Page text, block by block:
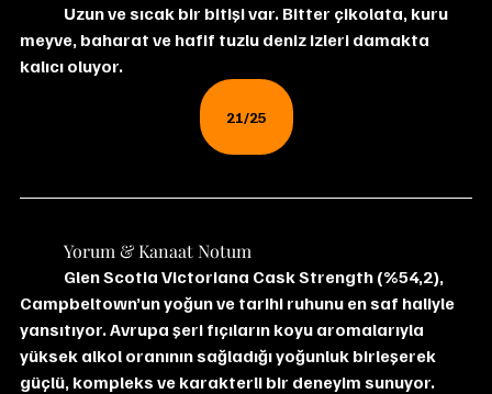
meyve, baharat ve hafif tuzlu deniz izleri damakta
kalıcı oluyor.
21/25
	Yorum & Kanaat Notum
Glen Scotia Victoriana Cask Strength (%54,2),
Campbeltown’un yoğun ve tarihi ruhunu en saf haliyle
yansıtıyor. Avrupa şeri fıçıların koyu aromalarıyla
yüksek alkol oranının sağladığı yoğunluk birleşerek
güçlü, kompleks ve karakterli bir deneyim sunuyor.